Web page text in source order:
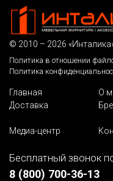
© 2010 – 2026
Политика в отношении
Политика
Главная О
Доставка
Медиа-центр
Бесплатный звонок
8 (800) 700-36-13